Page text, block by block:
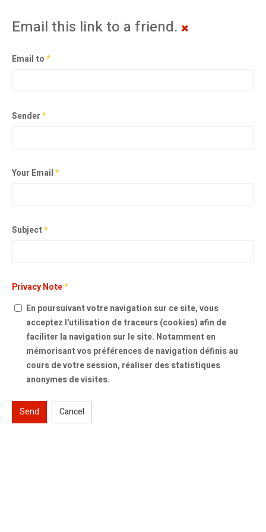
Email this link to a friend.
Email to*
Sender*
Your Email*
Subject*
Privacy Note*
En poursuivant votre navigation sur ce site, vous
acceptez l'utilisation de traceurs (cookies) afin de
faciliter la navigation sur le site. Notamment en
mémorisant vos préférences de navigation définis au
cours de votre session, réaliser des statistiques
anonymes de visites.
Send Cancel